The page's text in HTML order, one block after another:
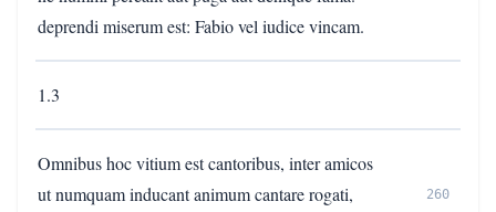
deprendi miserum est: Fabio vel iudice vincam.
1.3
Omnibus hoc vitium est cantoribus, inter amicos
ut numquam inducant animum cantare rogati,
260